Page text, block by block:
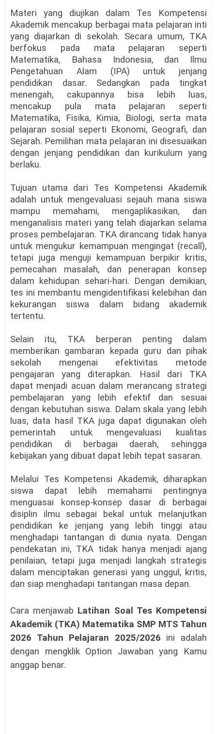
Materi yang diujikan dalam Tes Kompetensi
Akademik mencakup berbagai mata pelajaran inti
yang diajarkan di sekolah. Secara umum, TKA
berfokus pada mata pelajaran seperti
Matematika, Bahasa Indonesia, dan Ilmu
Pengetahuan Alam (IPA) untuk jenjang
pendidikan dasar. Sedangkan pada tingkat
menengah, cakupannya bisa lebih luas,
mencakup pula mata pelajaran seperti
Matematika, Fisika, Kimia, Biologi, serta mata
pelajaran sosial seperti Ekonomi, Geografi, dan
Sejarah. Pemilihan mata pelajaran ini disesuaikan
dengan jenjang pendidikan dan kurikulum yang
berlaku.
Tujuan utama dari Tes Kompetensi Akademik
adalah untuk mengevaluasi sejauh mana siswa
mampu memahami, mengaplikasikan, dan
menganalisis materi yang telah diajarkan selama
proses pembelajaran. TKA dirancang tidak hanya
untuk mengukur kemampuan mengingat (recall),
tetapi juga menguji kemampuan berpikir kritis,
pemecahan masalah, dan penerapan konsep
dalam kehidupan sehari-hari. Dengan demikian,
tes ini membantu mengidentifikasi kelebihan dan
kekurangan siswa dalam bidang akademik
tertentu.
Selain itu, TKA berperan penting dalam
memberikan gambaran kepada guru dan pihak
sekolah mengenai efektivitas metode
pengajaran yang diterapkan. Hasil dari TKA
dapat menjadi acuan dalam merancang strategi
pembelajaran yang lebih efektif dan sesuai
dengan kebutuhan siswa. Dalam skala yang lebih
luas, data hasil TKA juga dapat digunakan oleh
pemerintah untuk mengevaluasi kualitas
pendidikan di berbagai daerah, sehingga
kebijakan yang dibuat dapat lebih tepat sasaran.
Melalui Tes Kompetensi Akademik, diharapkan
siswa dapat lebih memahami pentingnya
menguasai konsep-konsep dasar di berbagai
disiplin ilmu sebagai bekal untuk melanjutkan
pendidikan ke jenjang yang lebih tinggi atau
menghadapi tantangan di dunia nyata. Dengan
pendekatan ini, TKA tidak hanya menjadi ajang
penilaian, tetapi juga menjadi langkah strategis
dalam menciptakan generasi yang unggul, kritis,
dan siap menghadapi tantangan masa depan.
Cara menjawab Latihan Soal Tes Kompetensi
Akademik (TKA) Matematika SMP MTS Tahun
2026 Tahun Pelajaran 2025/2026 ini adalah
dengan mengklik Option Jawabanyang Kamu
anggap benar.